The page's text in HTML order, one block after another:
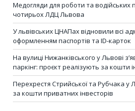
Медогляди для роботи та водійських
чотирьох ЛДЦ Львова
У львівських ЦНАПах відновили всі
оформленням паспортів та ID-карток
На вулиці Нижанківського у Львові
паркінг: проєкт реалізують за кошти
Перехрестя Стрийської та Рубчака у
за кошти приватних інвесторів